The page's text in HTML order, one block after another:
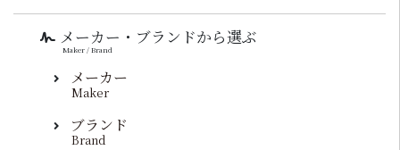
メーカー・ブランドから選ぶ
Maker / Brand
メーカー
Maker
ブランド
Brand